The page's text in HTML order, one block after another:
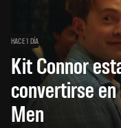
HACE 1 DÍA
Kit Connor
convertirse
Men